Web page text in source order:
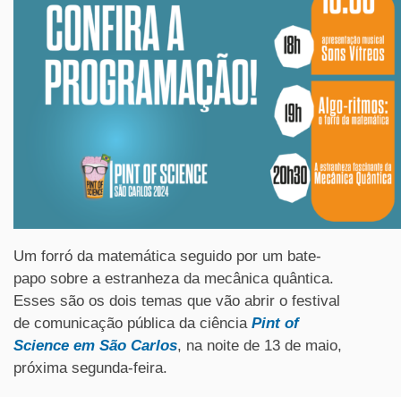
Um forró da matemática seguido por um bate-
papo sobre a estranheza da mecânica quântica.
Esses são os dois temas que vão abrir o festival
de comunicação pública da ciência Pint of
Science em São Carlos, na noite de 13 de maio,
próxima segunda-feira.